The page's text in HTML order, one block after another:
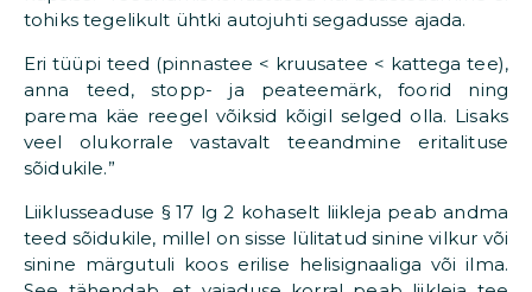
tohiks tegelikult ühtki autojuhti segadusse ajada.
Eri tüüpi teed (pinnastee < kruusatee < kattega tee),
anna teed, stopp- ja peateemärk, foorid ning
parema käe reegel võiksid kõigil selged olla. Lisaks
veel olukorrale vastavalt teeandmine eritalituse
sõidukile.”
Liiklusseaduse § 17 lg 2 kohaselt liikleja peab andma
teed sõidukile, millel on sisse lülitatud sinine vilkur või
sinine märgutuli koos erilise helisignaaliga või ilma.